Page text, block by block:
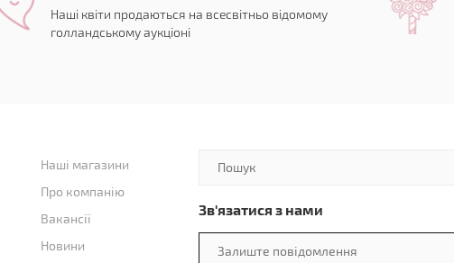
Наші квіти продаються на всесвітньо відомому
голландському аукціоні
Наші магазини
Про компанію
Вакансії
Новини
Зв'язатися з нами